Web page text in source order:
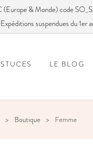
& Monde) code
suspendues du 1er
LE BLOG
Boutique Femme